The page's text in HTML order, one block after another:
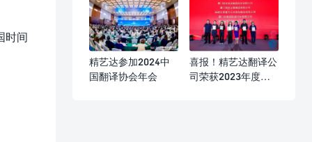
时间
精艺达参加2024中
国翻译协会年会
喜报！精艺达翻译公
司荣获2023年度优